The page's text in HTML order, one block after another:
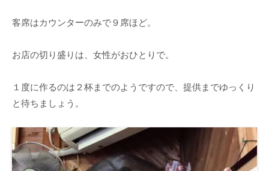
客席はカウンターのみで９席ほど。
お店の切り盛りは、女性がおひとりで。
１度に作るのは２杯までのようですので、提供までゆっくり
と待ちましょう。